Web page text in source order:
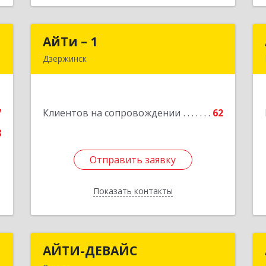
АйТи – 1
Дзержинск
Клиентов на сопровождении 62
Отправить заявку
Показать контакты
Отправить заявку
Назад
АЙТИ-ДЕВАЙСАЙТИ-ДЕВАЙС